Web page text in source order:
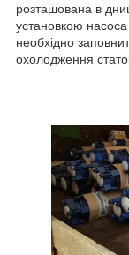
розташована в
установкою
необхідно
охолодження